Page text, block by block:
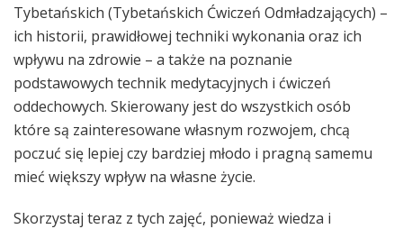
Tybetańskich (Tybetańskich Ćwiczeń Odmładzających) –
ich historii, prawidłowej techniki wykonania oraz ich
wpływu na zdrowie – a także na poznanie
podstawowych technik medytacyjnych i ćwiczeń
oddechowych. Skierowany jest do wszystkich osób
które są zainteresowane własnym rozwojem, chcą
poczuć się lepiej czy bardziej młodo i pragną samemu
mieć większy wpływ na własne życie.
Skorzystaj teraz z tych zajęć, ponieważ wiedza i